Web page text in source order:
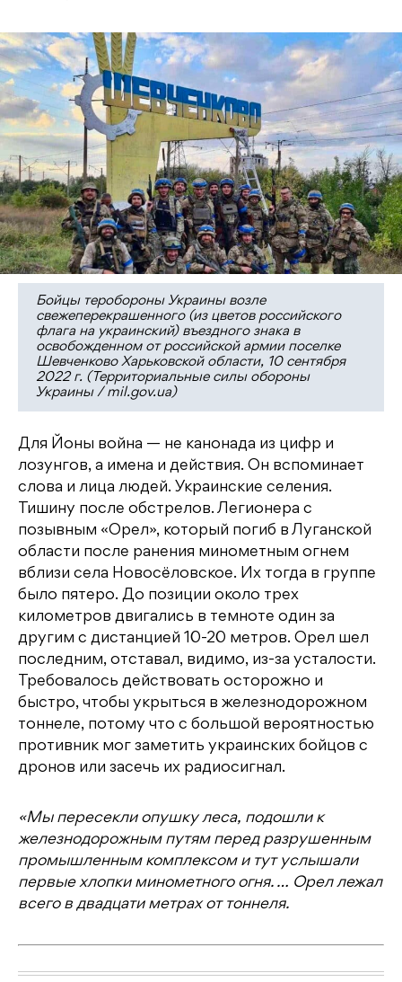
Бойцы теробороны Украины возле
свежеперекрашенного (из цветов российского
флага на украинский) въездного знака в
освобожденном от российской армии поселке
Шевченково Харьковской области, 10 сентября
2022 г. (Территориальные силы обороны
Украины / mil.gov.ua)
Для Йоны война — не канонада из цифр и
лозунгов, а имена и действия. Он вспоминает
слова и лица людей. Украинские селения.
Тишину после обстрелов. Легионера с
позывным «Орел», который погиб в Луганской
области после ранения минометным огнем
вблизи села Новосёловское. Их тогда в группе
было пятеро. До позиции около трех
километров двигались в темноте один за
другим с дистанцией 10-20 метров. Орел шел
последним, отставал, видимо, из-за усталости.
Требовалось действовать осторожно и
быстро, чтобы укрыться в железнодорожном
тоннеле, потому что с большой вероятностью
противник мог заметить украинских бойцов с
дронов или засечь их радиосигнал.
«Мы пересекли опушку леса, подошли к
железнодорожным путям перед разрушенным
промышленным комплексом и тут услышали
первые хлопки минометного огня. … Орел лежал
всего в двадцати метрах от тоннеля.